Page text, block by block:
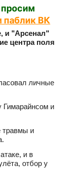
паблик ВК
и "Арсенал"
центра поля
личные
Гимарайнсом и
травмы и
и в
отбор у